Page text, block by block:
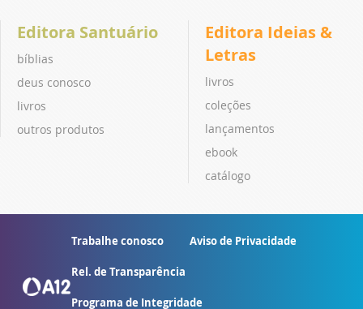
Editora Santuário
bíblias
deus conosco
livros
outros produtos
Editora Ideias &
Letras
livros
coleções
lançamentos
ebook
catálogo
Trabalhe conosco Aviso de Privacidade
Rel. de Transparência
Programa de Integridade